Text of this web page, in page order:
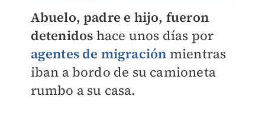
Abuelo, padre e hijo, fueron
detenidos hace unos días por
agentes de migración mientras
iban a bordo de su camioneta
rumbo a su casa.